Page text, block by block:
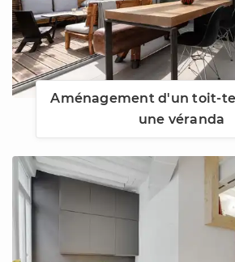
Aménagement d'un toit-
une véranda